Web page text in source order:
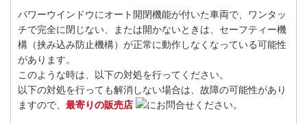
パワーウインドウにオート開閉機能が付いた車両で、ワンタッ
チで完全に閉じない、または開かないときは、セーフティー機
構（挟み込み防止機構）が正常に動作しなくなっている可能性
があります。
このような時は、以下の対処を行ってください。
以下の対処を行っても解消しない場合は、故障の可能性があり
ますので、 最寄りの販売店 にお問合せください。